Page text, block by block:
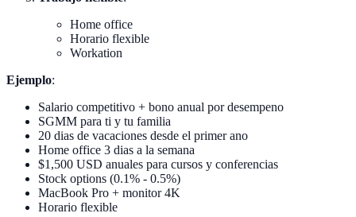
Home office
Horario flexible
Workation
Ejemplo:
Salario competitivo + bono anual por desempeno
SGMM para ti y tu familia
20 dias de vacaciones desde el primer ano
Home office 3 dias a la semana
$1,500 USD anuales para cursos y conferencias
Stock options (0.1% - 0.5%)
MacBook Pro + monitor 4K
Horario flexible